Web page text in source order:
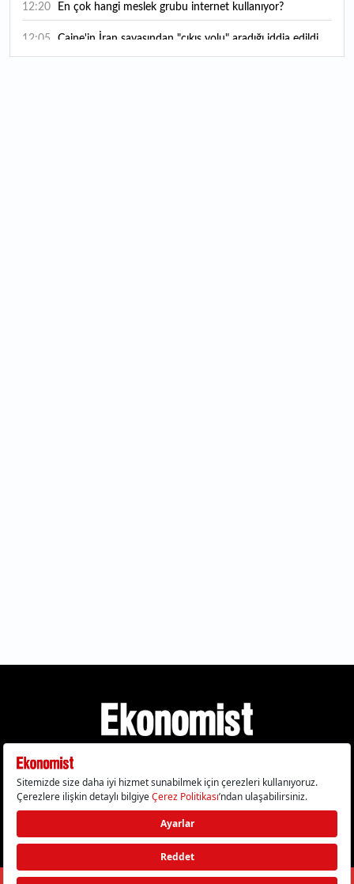
12:20 En çok hangi meslek grubu internet kullanıyor?
12:05 Caine'in İran savaşından "çıkış yolu" aradığı iddia edildi
Gizlilik Politikası Çerez Politikası Çerezleri Sıfırla
KVKK Metni Künye İletişim